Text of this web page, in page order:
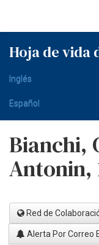
Hoja de vida
Inglés
Español
Bianchi,
Antonin,
Red de
Alerta Por Correo